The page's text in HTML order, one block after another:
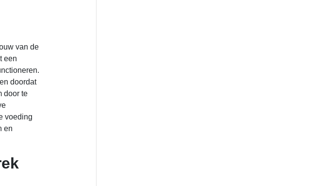
van de
een
doordat
door te
voeding
en